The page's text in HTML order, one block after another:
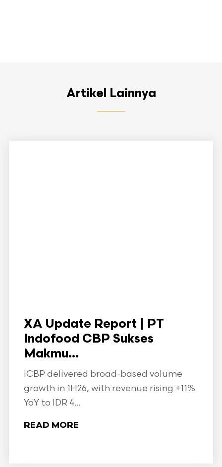
Artikel Lainnya
XA Update Report | PT
Indofood CBP Sukses
Makmu...
ICBP delivered broad-based volume
growth in 1H26, with revenue rising +11%
YoY to IDR 4...
READ MORE